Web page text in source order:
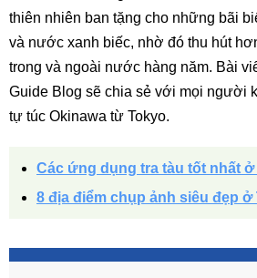
thiên nhiên ban tặng cho những bãi
và nước xanh biếc, nhờ đó thu hút
trong và ngoài nước hàng năm. Bài
Guide Blog sẽ chia sẻ với mọi người
tự túc Okinawa từ Tokyo.
Các ứng dụng tra tàu tốt nhất ở
8 địa điểm chụp ảnh siêu đẹp ở